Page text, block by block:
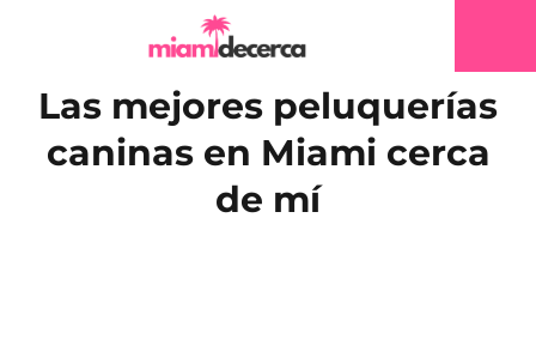
Las mejores peluquerías
caninas en Miami cerca
de mí